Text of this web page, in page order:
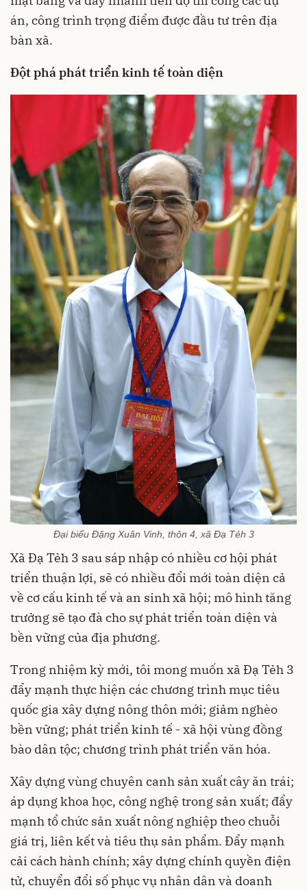
án, công trình trọng điểm được đầu tư trên địa
bàn xã.
Đột phá phát triển kinh tế toàn diện
Đại biểu Đặng Xuân Vinh, thôn 4, xã Đạ Tẻh 3
Xã Đạ Tẻh 3 sau sáp nhập có nhiều cơ hội phát
triển thuận lợi, sẽ có nhiều đổi mới toàn diện cả
về cơ cấu kinh tế và an sinh xã hội; mô hình tăng
trưởng sẽ tạo đà cho sự phát triển toàn diện và
bền vững của địa phương.
Trong nhiệm kỳ mới, tôi mong muốn xã Đạ Tẻh 3
đẩy mạnh thực hiện các chương trình mục tiêu
quốc gia xây dựng nông thôn mới; giảm nghèo
bền vững; phát triển kinh tế - xã hội vùng đồng
bào dân tộc; chương trình phát triển văn hóa.
Xây dựng vùng chuyên canh sản xuất cây ăn trái;
áp dụng khoa học, công nghệ trong sản xuất; đẩy
mạnh tổ chức sản xuất nông nghiệp theo chuỗi
giá trị, liên kết và tiêu thụ sản phẩm. Đẩy mạnh
cải cách hành chính; xây dựng chính quyền điện
tử, chuyển đổi số phục vụ nhân dân và doanh